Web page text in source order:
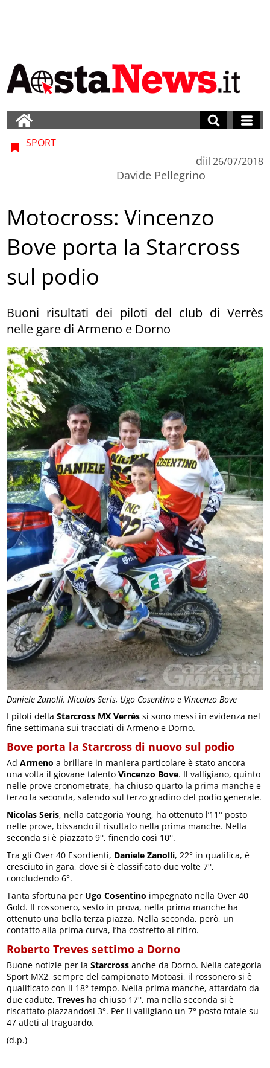
Daniele Zanolli, Nicolas Seris, Ugo Cosentino e Vincenzo Bove
SPORT
di
Davide Pellegrino
il 26/07/2018
Motocross: Vincenzo
Bove porta la Starcross
sul podio
Buoni risultati dei piloti del club di Verrès
nelle gare di Armeno e Dorno
I piloti dellaStarcross MX Verrès si sono messi in evidenza nel
fine settimana sui tracciati di Armeno e Dorno.
Bove porta la Starcross di nuovo sul podio
AdArmeno a brillare in maniera particolare è stato ancora
una volta il giovane talentoVincenzo Bove. Il valligiano, quinto
nelle prove cronometrate, ha chiuso quarto la prima manche e
terzo la seconda, salendo sul terzo gradino del podio generale.
Nicolas Seris, nella categoria Young, ha ottenuto l’11° posto
nelle prove, bissando il risultato nella prima manche. Nella
seconda si è piazzato 9°, finendo così 10°.
Tra gli Over 40 Esordienti, Daniele Zanolli, 22° in qualifica, è
cresciuto in gara, dove si è classificato due volte 7°,
concludendo 6°.
Tanta sfortuna per Ugo Cosentino impegnato nella Over 40
Gold. Il rossonero, sesto in prova, nella prima manche ha
ottenuto una bella terza piazza. Nella seconda, però, un
contatto alla prima curva, l’ha costretto al ritiro.
Roberto Treves settimo a Dorno
Buone notizie per laStarcross anche da Dorno. Nella categoria
Sport MX2, sempre del campionato Motoasi, il rossonero si è
qualificato con il 18° tempo. Nella prima manche, attardato da
due cadute,Treves ha chiuso 17°, ma nella seconda si è
riscattato piazzandosi 3°. Per il valligiano un 7° posto totale su
47 atleti al traguardo.
(d.p.)